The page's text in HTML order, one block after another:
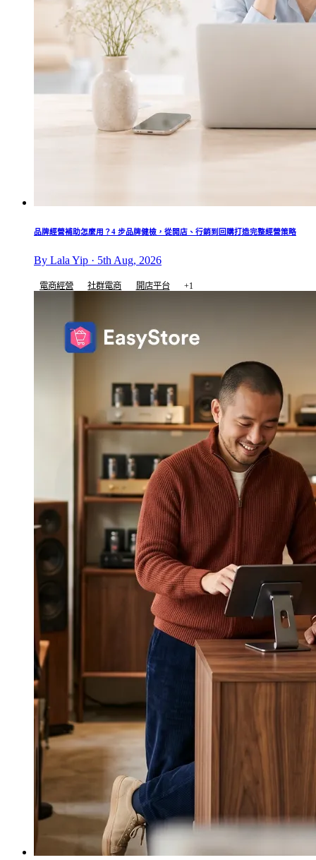
品牌經營補助怎麼用？4 步品牌健檢，從開店、行銷到回購打造完整經營策略
By Lala Yip · 5th Aug, 2026
電商經營 社群電商 開店平台 +1